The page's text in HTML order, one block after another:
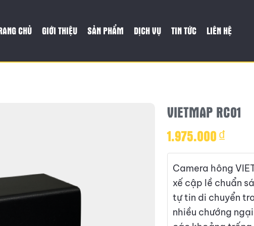
CHỦ GIỚI THIỆU SẢN PHẨM DỊCH VỤ TIN TỨC LIÊN HỆ
VIETMAP RC01
1.975.000₫
Camera hông
xế cập lề chuẩn
tự tin di chuyển
nhiều chướng